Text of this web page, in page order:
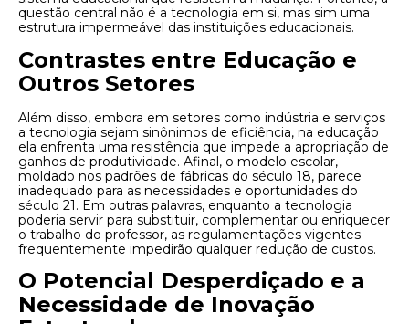
questão central não é a tecnologia em si, mas sim uma
estrutura impermeável das instituições educacionais.
Contrastes entre Educação e
Outros Setores
Além disso, embora em setores como indústria e serviços
a tecnologia sejam sinônimos de eficiência, na educação
ela enfrenta uma resistência que impede a apropriação de
ganhos de produtividade. Afinal, o modelo escolar,
moldado nos padrões de fábricas do século 18, parece
inadequado para as necessidades e oportunidades do
século 21. Em outras palavras, enquanto a tecnologia
poderia servir para substituir, complementar ou enriquecer
o trabalho do professor, as regulamentações vigentes
frequentemente impedirão qualquer redução de custos.
O Potencial Desperdiçado e a
Necessidade de Inovação